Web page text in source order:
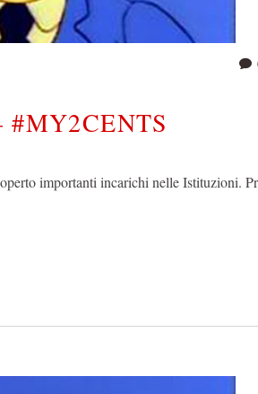
#MY2CENTS
importanti incarichi nelle Istituzioni.